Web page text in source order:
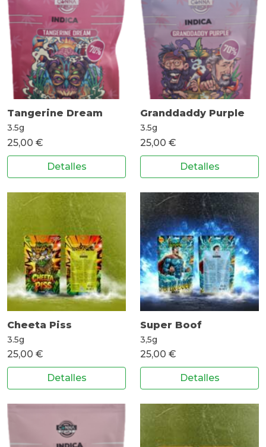
Tangerine Dream
3.5g
25,00 €
Detalles
Granddaddy Purple
3.5g
25,00 €
Detalles
Cheeta Piss
3.5g
25,00 €
Detalles
Super Boof
3,5g
25,00 €
Detalles